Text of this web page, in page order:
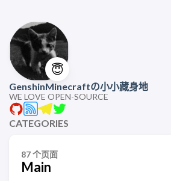
😇
GenshinMinecraftの小小藏身地
WE LOVE OPEN-SOURCE
CATEGORIES
87 个页面
Main